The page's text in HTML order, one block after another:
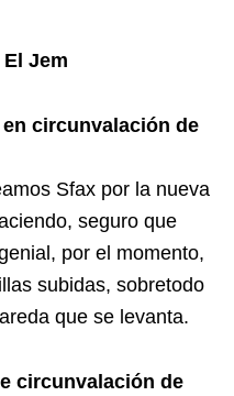
Jem
en circunvalación de
Sfax por la nueva
seguro que
por el momento,
subidas, sobretodo
que se levanta.
circunvalación de